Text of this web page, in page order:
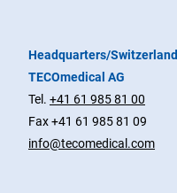
Headquarters/Switzerland
TECOmedical AG
Tel. +41 61 985 81 00
Fax +41 61 985 81 09
info@tecomedical.com